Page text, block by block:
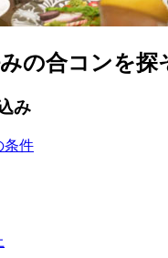
の合コンを探
み
条件